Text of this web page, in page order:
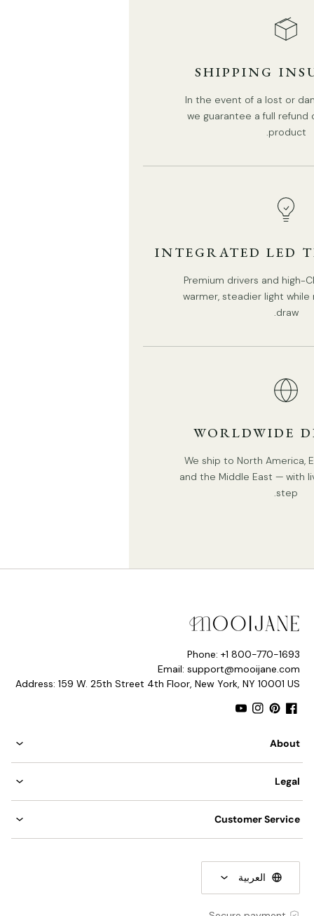
المواد: نحاس.
SHIPPING
In the event of a lost or
we guarantee a full
product.
INTEGRATED LED
Premium drivers and high-
warmer, steadier light
draw.
WORLDWIDE
We ship to North America,
and the Middle East — with
step.
Phone: +1 800-770-1693
Email: support@mooijane.com
Address: 159 W. 25th Street 4th Floor, New York, NY 10001 US
About
Legal
Customer Service
العربية